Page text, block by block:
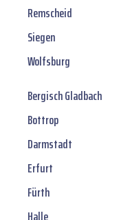
Remscheid
Siegen
Wolfsburg
Bergisch Gladbach
Bottrop
Darmstadt
Erfurt
Fürth